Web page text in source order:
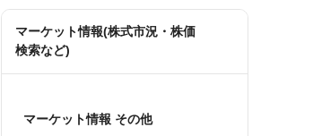
マーケット情報(株式市況・株価
検索など)
マーケット情報 その他